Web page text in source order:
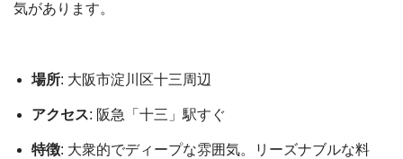
気があります。
場所: 大阪市淀川区十三周辺
アクセス: 阪急「十三」駅すぐ
特徴: 大衆的でディープな雰囲気。リーズナブルな料